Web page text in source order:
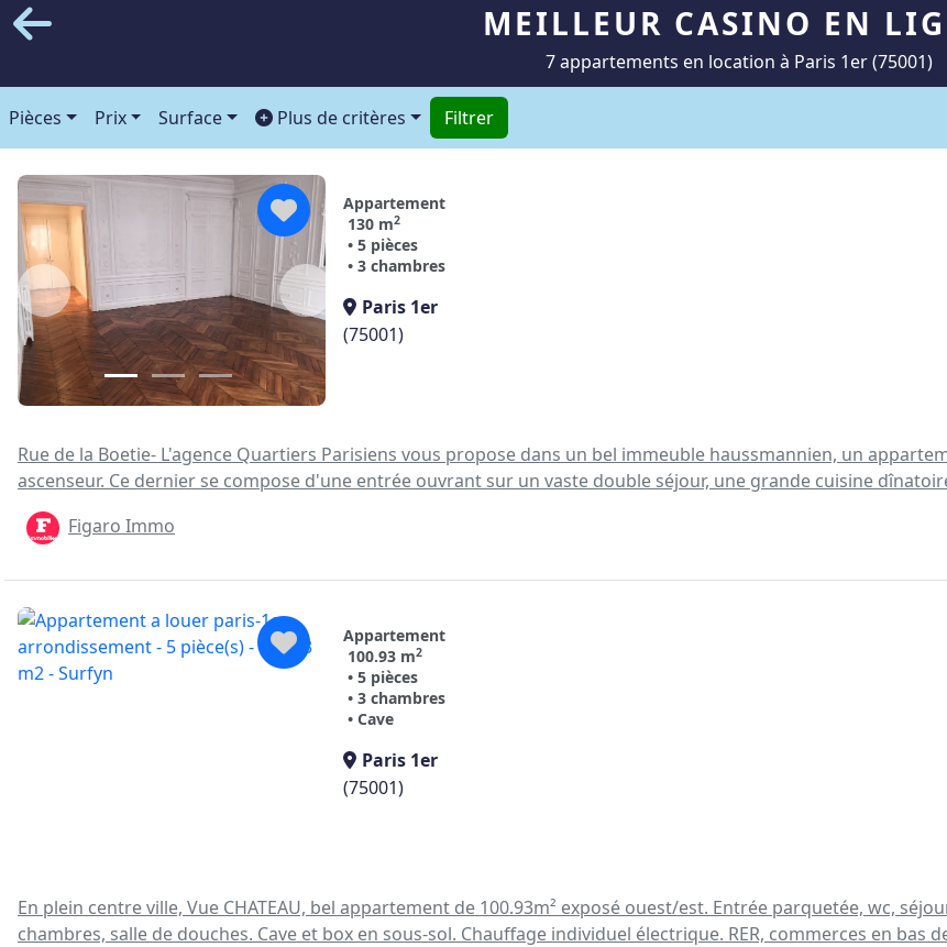
MEILLEUR CASINO EN
7 appartements en location à Paris 1er (75001)
Pièces Prix Surface Plus de critères Filtrer
Appartement
130 m2
• 5 pièces
• 3 chambres
Paris 1er
(75001)
Rue de la Boetie- L'agence Quartiers Parisiens vous propose dans un bel immeuble haussmannien, un
ascenseur. Ce dernier se compose d'une entrée ouvrant sur un vaste double séjour, une grande cuisine
Figaro Immo
Appartement
100.93 m2
• 5 pièces
• 3 chambres
• Cave
Paris 1er
(75001)
En plein centre ville, Vue CHATEAU, bel appartement de 100.93m² exposé ouest/est. Entrée parquetée, wc,
chambres, salle de douches. Cave et box en sous-sol. Chauffage individuel électrique. RER, commerces en bas